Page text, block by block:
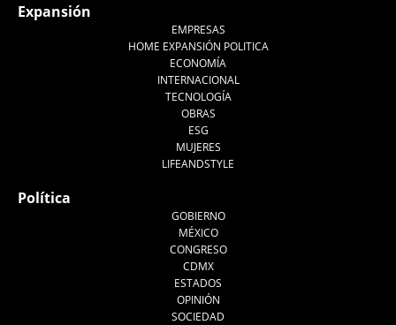
Expansión
EMPRESAS
HOME EXPANSIÓN POLITICA
ECONOMÍA
INTERNACIONAL
TECNOLOGÍA
OBRAS
ESG
MUJERES
LIFEANDSTYLE
Política
GOBIERNO
MÉXICO
CONGRESO
CDMX
ESTADOS
OPINIÓN
SOCIEDAD